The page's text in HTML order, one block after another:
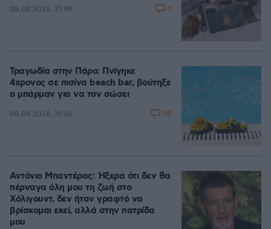
08.08.2026, 21:49 6
Τραγωδία στην Πάρο: Πνίγηκε
4χρονος σε πισίνα beach bar, βούτηξε
ο μπάρμαν για να τον σώσει
08.08.2026, 19:36 98
Αντόνιο Μπαντέρας: Ήξερα ότι δεν θα
πέρναγα όλη μου τη ζωή στο
Χόλιγουντ, δεν ήταν γραφτό να
βρίσκομαι εκεί, αλλά στην πατρίδα
μου